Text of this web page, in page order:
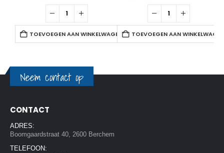
TOEVOEGEN AAN WINKELWAGEN TOEVOEGEN AAN
Neem contact op
CONTACT
ADRES:
Boomgaardstraat 40, 2600 Berchem
TELEFOON: